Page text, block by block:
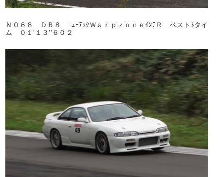
ＮＯ６８ ＤＢ８ ﾆｭｰﾃｯｸＷａｒｐｚｏｎｅｲﾝﾃＲ ベストﾄタイ
ム ０１’１３’’６０２